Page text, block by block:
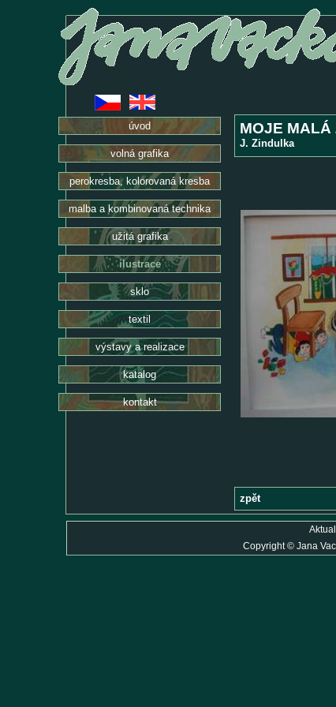
MOJE MALÁ
J. Zindulka
zpět
úvod
volná grafika
perokresba, kolorovaná kresba
malba a kombinovaná technika
užitá grafika
ilustrace
sklo
textil
výstavy a realizace
katalog
kontakt
Copyright© Jana